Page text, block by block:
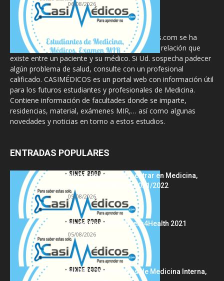
06/08/2026
La información proporcionada en CasiMedicos.com se ha
diseñado para complementar, no substituir, la relación que
existe entre un paciente y su médico. Si Ud. sospecha padecer
algún problema de salud, consulte con un profesional
calificado. CASIMÉDICOS es un portal web con información útil
para los futuros estudiantes y profesionales de Medicina.
Contiene información de facultades donde se imparte,
residencias, material, exámenes MIR,… así como algunas
novedades y noticias en torno a estos estudios.
ENTRADAS POPULARES
Notas de corte para entrar en Medicina,
curso 2022/2023 vs 2021/2022
05/08/2026
Hackathon Innomakers4Health 2021
05/08/2026
HARRISON Principios de Medicina Interna,